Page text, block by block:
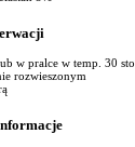
w pralce w temp. 30
rozwieszonym